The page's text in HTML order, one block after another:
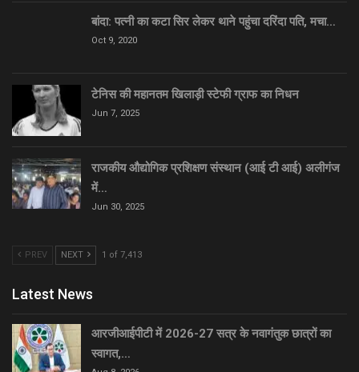
बांदा: पत्नी का कटा सिर लेकर थाने पहुंचा दरिंदा पति, मचा…
Oct 9, 2020
टेनिस की महानतम खिलाड़ी स्टेफी ग्राफ का निधन
Jun 7, 2025
राजकीय औद्योगिक प्रशिक्षण संस्थान (आई टी आई) अलीगंज
में…
Jun 30, 2025
PREV NEXT 1 of 7,413
Latest News
आरजीआईपीटी में 2026-27 सत्र के नवागंतुक छात्रों का
स्वागत,…